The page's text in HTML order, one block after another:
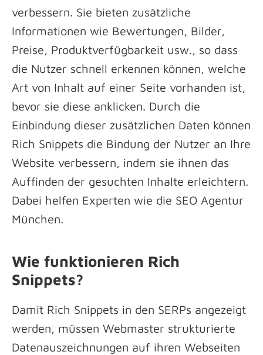
verbessern. Sie bieten zusätzliche
Informationen wie Bewertungen, Bilder,
Preise, Produktverfügbarkeit usw., so dass
die Nutzer schnell erkennen können, welche
Art von Inhalt auf einer Seite vorhanden ist,
bevor sie diese anklicken. Durch die
Einbindung dieser zusätzlichen Daten können
Rich Snippets die Bindung der Nutzer an Ihre
Website verbessern, indem sie ihnen das
Auffinden der gesuchten Inhalte erleichtern.
Dabei helfen Experten wie die SEO Agentur
München.
Wie funktionieren Rich
Snippets?
Damit Rich Snippets in den SERPs angezeigt
werden, müssen Webmaster strukturierte
Datenauszeichnungen auf ihren Webseiten